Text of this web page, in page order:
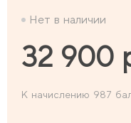
Нет в наличии
32 900
К начислению 987